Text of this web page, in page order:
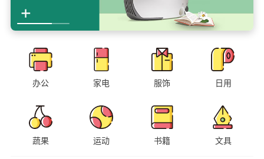
办公 家电 服饰 日用
蔬果 运动 书籍 文具